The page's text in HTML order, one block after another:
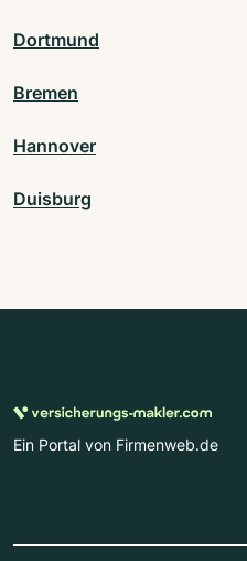
Dortmund
Bremen
Hannover
Duisburg
Ein Portal von Firmenweb.de